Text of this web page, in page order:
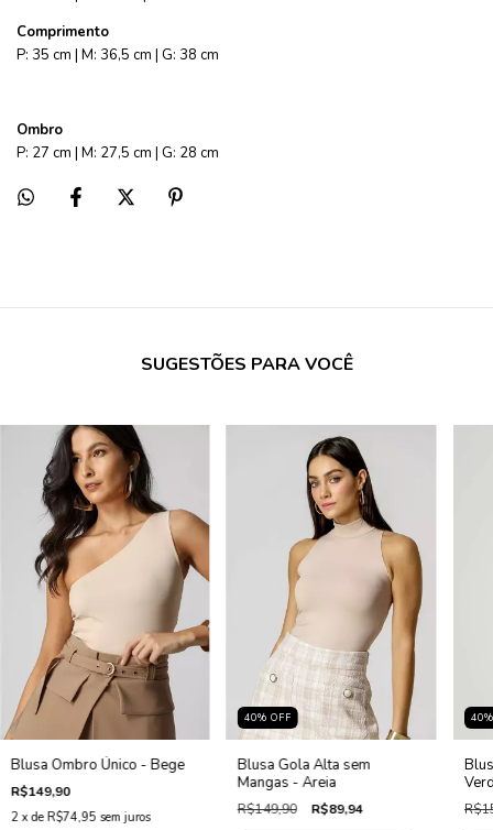
Comprimento
P: 35 cm | M: 36,5 cm | G: 38 cm
Ombro
P: 27 cm | M: 27,5 cm | G: 28 cm
SUGESTÕES PARA VOCÊ
Blusa Ombro Único - Bege
R$149,90
2 x de R$74,95 sem juros
40% OFF
Blusa Gola Alta sem
Mangas - Areia
R$149,90 R$89,94
40